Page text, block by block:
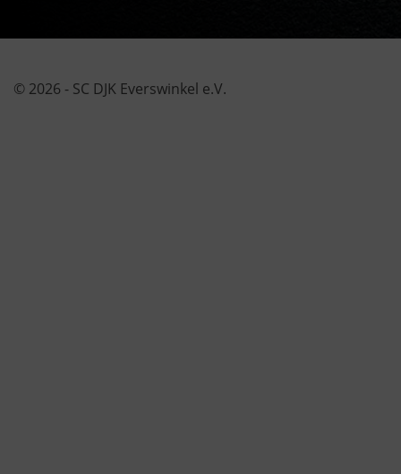
© 2026 - SC DJK Everswinkel e.V.